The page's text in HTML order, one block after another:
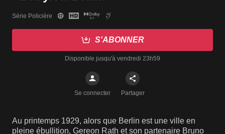
Série Policière
S'ABONNER
Disponible jusqu'à vendredi 23h59
Se connecter Partager
Au printemps 1929, alors que Berlin est une ville en
pleine ébullition, Gereon Rath et son partenaire Bruno